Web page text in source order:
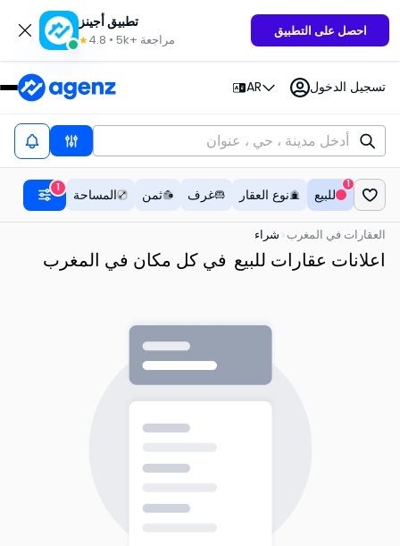
تطبيق أجينز
★4.8 • 5k+ مراجعة
احصل على التطبيق
AR تسجيل الدخول
للبيع
1
نوع العقار غرف ثمن المساحة 1
العقارات في المغرب شراء
اعلانات عقارات للبيع في كل مكان في المغرب